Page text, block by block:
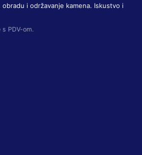
i održavanje kamena. Iskustvo i
s PDV-om.